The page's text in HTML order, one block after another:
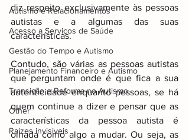
Autismo e Relacionamentos
Acesso a Serviços de Saúde
Gestão do Tempo e Autismo
Planejamento Financeiro e Autismo
Transição e Reforma no Autismo
Other
Raizes invisiveis
diz respeito exclusivamente às pessoas
autistas e a algumas das suas
características.
Contudo, são várias as pessoas autistas
que perguntam onde é que fica a sua
autenticidade enquanto pessoas, se há
quem continue a dizer e pensar que as
características da pessoa autista é
olhada como algo a mudar. Ou seja, as